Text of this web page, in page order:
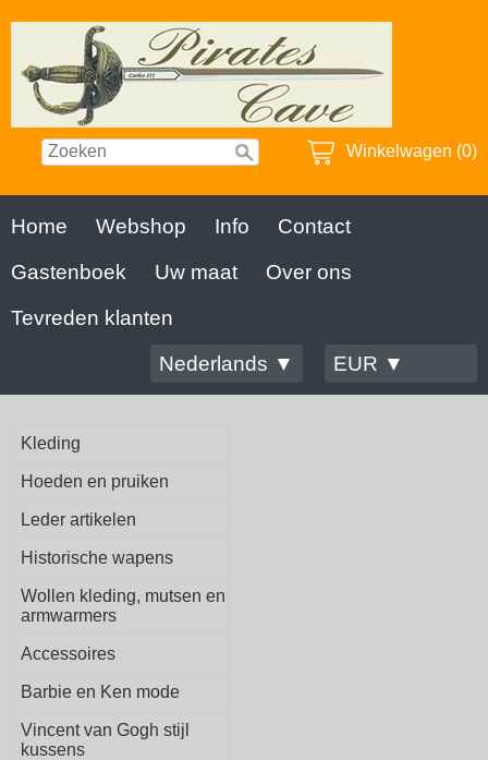
Winkelwagen (0)
Home Webshop Info
Contact
Gastenboek
Uw maat
Over ons
Tevreden klanten
Nederlands ▼
EUR ▼
Kleding
Hoeden en pruiken
Leder artikelen
Historische wapens
Wollen kleding, mutsen en
armwarmers
Accessoires
Barbie en Ken mode
Vincent van Gogh stijl
kussens